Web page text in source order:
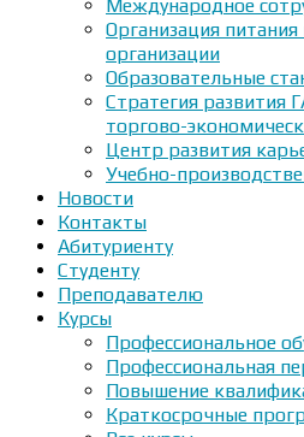
Международное
Организация
организации
Образовательные
Стратегия развития
торгово-
Центр развития
Учебно-
Новости
Контакты
Абитуриенту
Студенту
Преподавателю
Курсы
Профессиональное
Профессиональная
Повышение
Краткосрочные